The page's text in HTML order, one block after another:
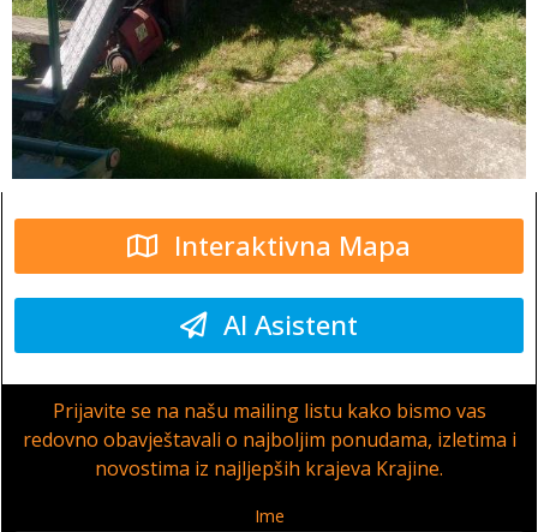
Interaktivna Mapa
AI Asistent
Prijavite se na našu mailing listu kako bismo vas
redovno obavještavali o najboljim ponudama, izletima i
novostima iz najljepših krajeva Krajine.
Ime